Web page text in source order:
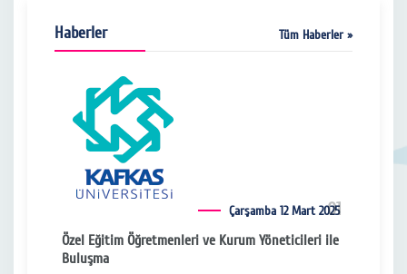
Haberler Tüm Haberler »
Çarşamba 12 Mart 2025
01
Özel Eğitim Öğretmenleri ve Kurum Yöneticileri ile
Buluşma